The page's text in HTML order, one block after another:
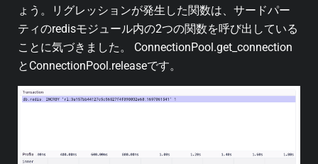
ょう。リグレッションが発生した関数は、サードパー
ティのredisモジュール内の2つの関数を呼び出している
ことに気づきました。 ConnectionPool.get_connection
とConnectionPool.releaseです。